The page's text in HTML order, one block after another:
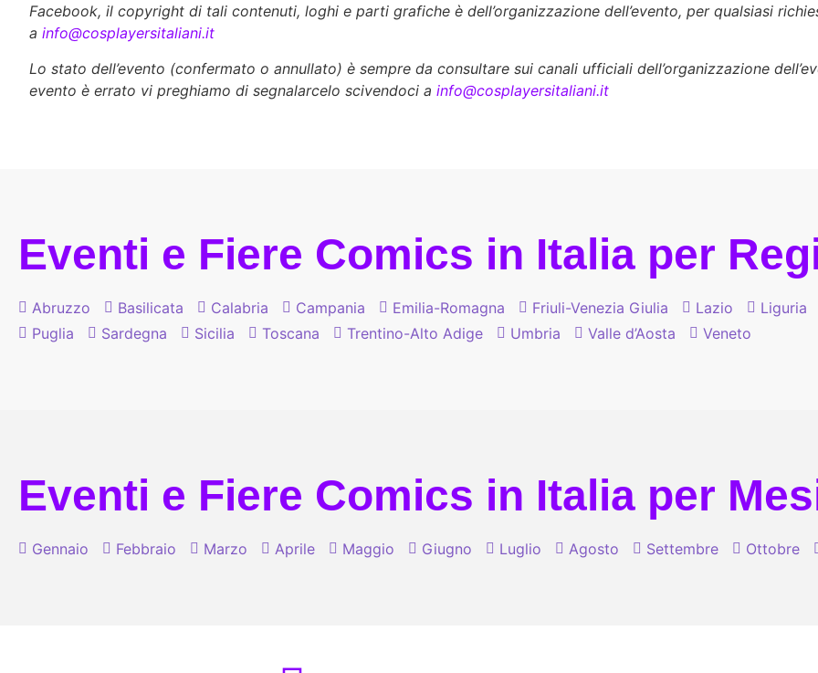
Facebook, il copyright di tali contenuti, loghi e parti grafiche è dell’organizzazione dell’evento, per qualsiasi
a info@cosplayersitaliani.it
Lo stato dell’evento (confermato o annullato) è sempre da consultare sui canali ufficiali dell’organizzazione
evento è errato vi preghiamo di segnalarcelo scivendoci a info@cosplayersitaliani.it
Eventi e Fiere Comics in Italia per
Abruzzo Basilicata Calabria Campania Emilia-Romagna Friuli-Venezia Giulia Lazio Liguria
Puglia
Sardegna Sicilia Toscana Trentino-Alto Adige Umbria Valle d’Aosta Veneto
Eventi e Fiere Comics in Italia per
Gennaio Febbraio Marzo Aprile Maggio Giugno Luglio Agosto Settembre Ottobre